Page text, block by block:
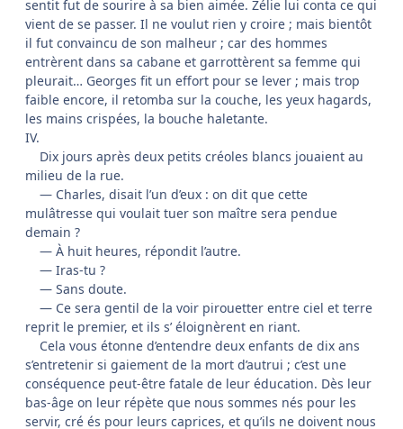
sentit fut de sourire à sa bien aimée. Zélie lui conta ce qui
vient de se passer. Il ne voulut rien y croire ; mais bientôt
il fut convaincu de son malheur ; car des hommes
entrèrent dans sa cabane et garrottèrent sa femme qui
pleurait… Georges fit un effort pour se lever ; mais trop
faible encore, il retomba sur la couche, les yeux hagards,
les mains crispées, la bouche haletante.
IV.
Dix jours après deux petits créoles blancs jouaient au
milieu de la rue.
— Charles, disait l’un d’eux : on dit que cette
mulâtresse qui voulait tuer son maître sera pendue
demain ?
— À huit heures, répondit l’autre.
— Iras-tu ?
— Sans doute.
— Ce sera gentil de la voir pirouetter entre ciel et terre
reprit le premier, et ils s’ éloignèrent en riant.
Cela vous étonne d’entendre deux enfants de dix ans
s’entretenir si gaiement de la mort d’autrui ; c’est une
conséquence peut-être fatale de leur éducation. Dès leur
bas-âge on leur répète que nous sommes nés pour les
servir, cré és pour leurs caprices, et qu’ils ne doivent nous